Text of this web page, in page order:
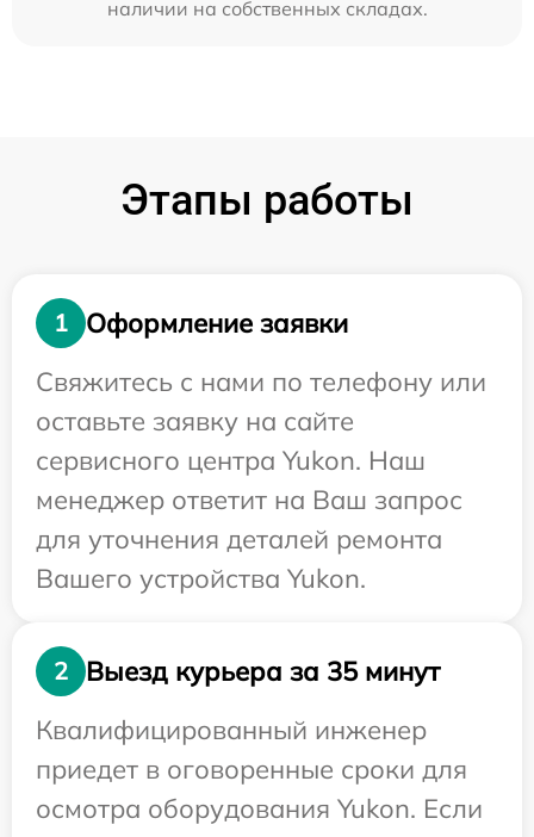
наличии на собственных складах.
Этапы работы
1
Оформление заявки
Свяжитесь с нами по телефону или
оставьте заявку на сайте
сервисного центра Yukon. Наш
менеджер ответит на Ваш запрос
для уточнения деталей ремонта
Вашего устройства Yukon.
2
Выезд курьера за 35 минут
Квалифицированный инженер
приедет в оговоренные сроки для
осмотра оборудования Yukon. Если